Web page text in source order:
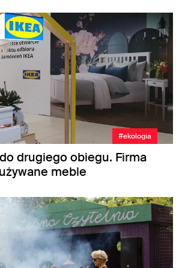
#ekologia
drugiego obiegu. Firma
meble